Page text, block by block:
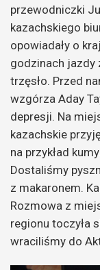
przewodniczki
kazachskiego
opowiadały o
godzinach jazdy
trzęsło. Przed
wzgórza Aday
depresji. Na
kazachskie
na przykład
Dostaliśmy
z makaronem.
Rozmowa z
regionu toczyła
wraciliśmy do